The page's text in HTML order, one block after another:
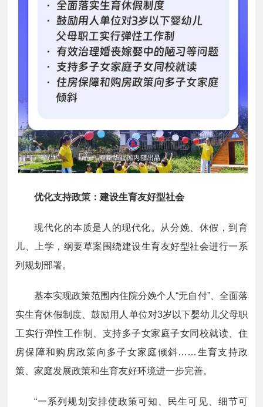
优化支持政策：建设生育友好型社会
现代化的本质是人的现代化。从分娩、休假，到育
儿、上学，纲要草案围绕建设生育友好型社会进行一系
列规划部署。
基本实现政策范围内住院分娩个人“无自付”、全面落
实生育休假制度、鼓励用人单位对3岁以下婴幼儿父母职
工实行弹性工作制、支持多子女家庭子女同校就读、住
房保障和购房政策向多子女家庭倾斜……生育支持政
策、家庭发展政策和生育友好环境进一步完善。
“一系列规划安排使政策可知、民生可见、细节可